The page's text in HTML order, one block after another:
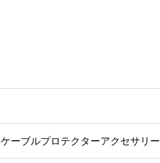
ケーブルプロテクターアクセサリー